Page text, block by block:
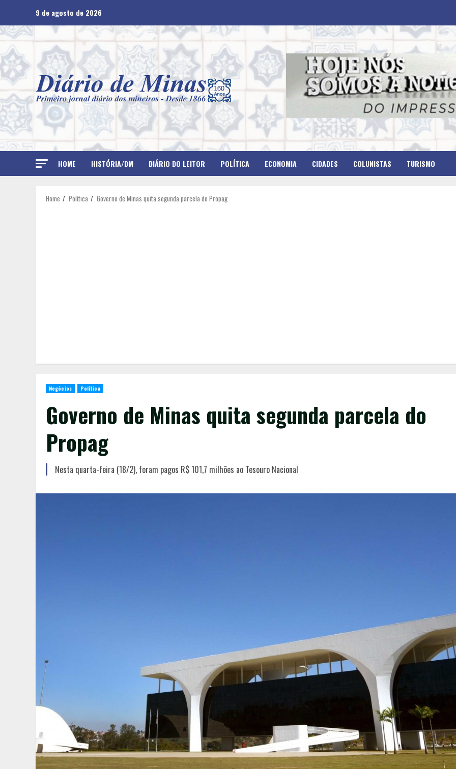
content
9 de agosto de 2026
HOME HISTÓRIA/DM DIÁRIO DO LEITOR POLÍTICA ECONOMIA CIDADES COLUNISTAS TURISMO
Home Política Governo de Minas quita segunda parcela do Propag
Negócios Política
Governo de Minas quita segunda parcela do
Propag
Nesta quarta-feira (18/2), foram pagos R$ 101,7 milhões ao Tesouro Nacional